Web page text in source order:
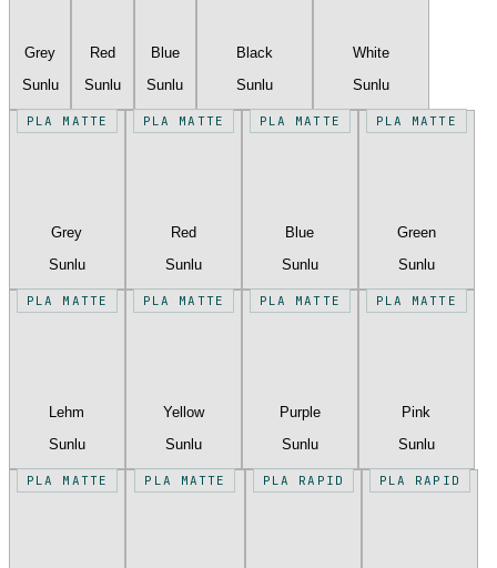
Grey
Sunlu
Red
Sunlu
Blue
Sunlu
Black
Sunlu
White
Sunlu
PLA MATTE
Grey
Sunlu
PLA MATTE
Red
Sunlu
PLA MATTE
Blue
Sunlu
PLA MATTE
Green
Sunlu
PLA MATTE
Lehm
Sunlu
PLA MATTE
Yellow
Sunlu
PLA MATTE
Purple
Sunlu
PLA MATTE
Pink
Sunlu
PLA MATTE PLA MATTE PLA RAPID PLA RAPID